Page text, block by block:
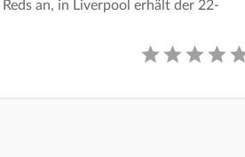
an, in Liverpool erhält der 22-